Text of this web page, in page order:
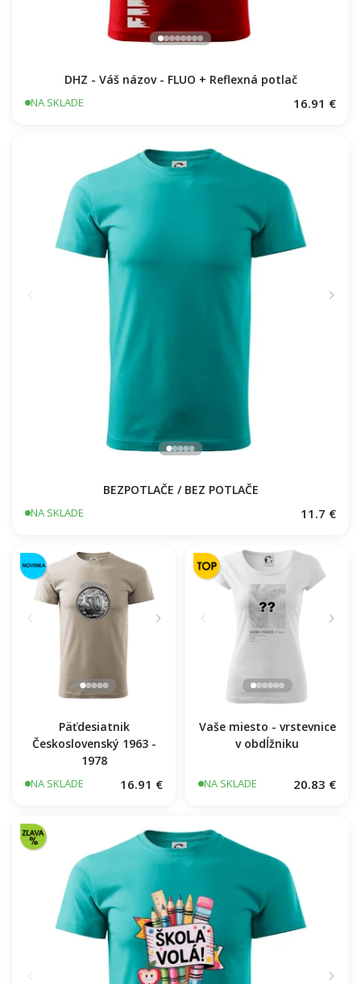
DHZ - Váš názov - FLUO + Reflexná potlač
NA SKLADE 16.91 €
BEZPOTLAČE / BEZ POTLAČE
NA SKLADE 11.7 €
Päťdesiatnik
Československý 1963 -
1978
NA SKLADE 16.91 €
Vaše miesto - vrstevnice
v obdĺžniku
NA SKLADE 20.83 €